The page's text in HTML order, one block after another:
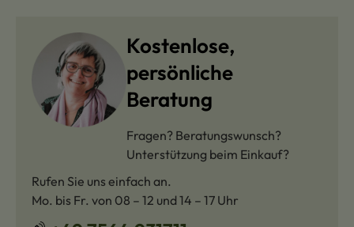
Kostenlose,
persönliche
Beratung
Fragen? Beratungswunsch?
Unterstützung beim Einkauf?
Rufen Sie uns einfach an.
Mo. bis Fr. von 08 – 12 und 14 – 17 Uhr